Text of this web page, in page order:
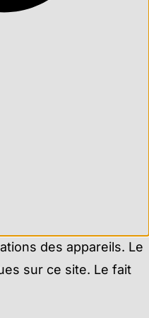
des appareils. Le
sur ce site. Le fait